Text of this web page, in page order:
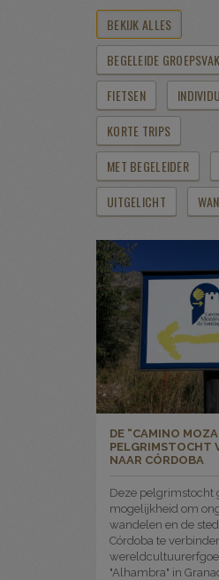
BEKIJK ALLES
BEGELEIDE
FIETSEN
KORTE TRIPS
MET BEGELEIDER
UITGELICHT
DE “CAMINO
PELGRIMSTOCHT
NAAR CÓRDOBA
Deze pelgrimstocht
mogelijkheid om
wandelen en de
Córdoba te
"Alhambra" in